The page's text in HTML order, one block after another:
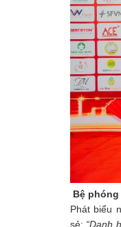
Bệ
Phát biểu
sẻ: “Danh